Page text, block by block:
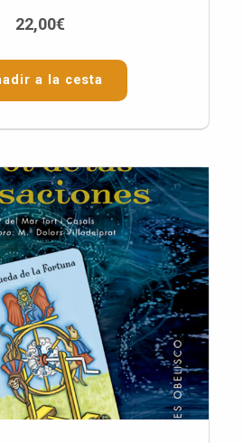
22,00€
a la cesta